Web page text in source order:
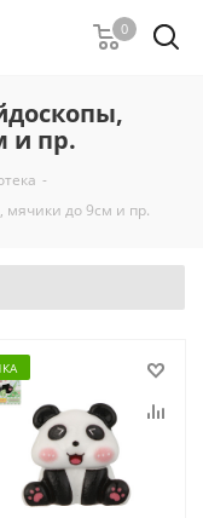
0
и пр.
-
мячики до 9см и пр.